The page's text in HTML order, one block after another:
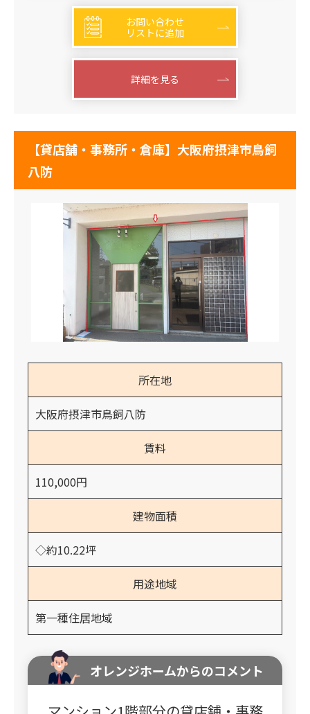
お問い合わせ
リストに追加
詳細を見る
【貸店舗・事務所・倉庫】大阪府摂津市鳥飼
八防
所在地
大阪府摂津市鳥飼八防
賃料
110,000円
建物面積
◇約10.22坪
用途地域
第一種住居地域
オレンジホームからのコメント